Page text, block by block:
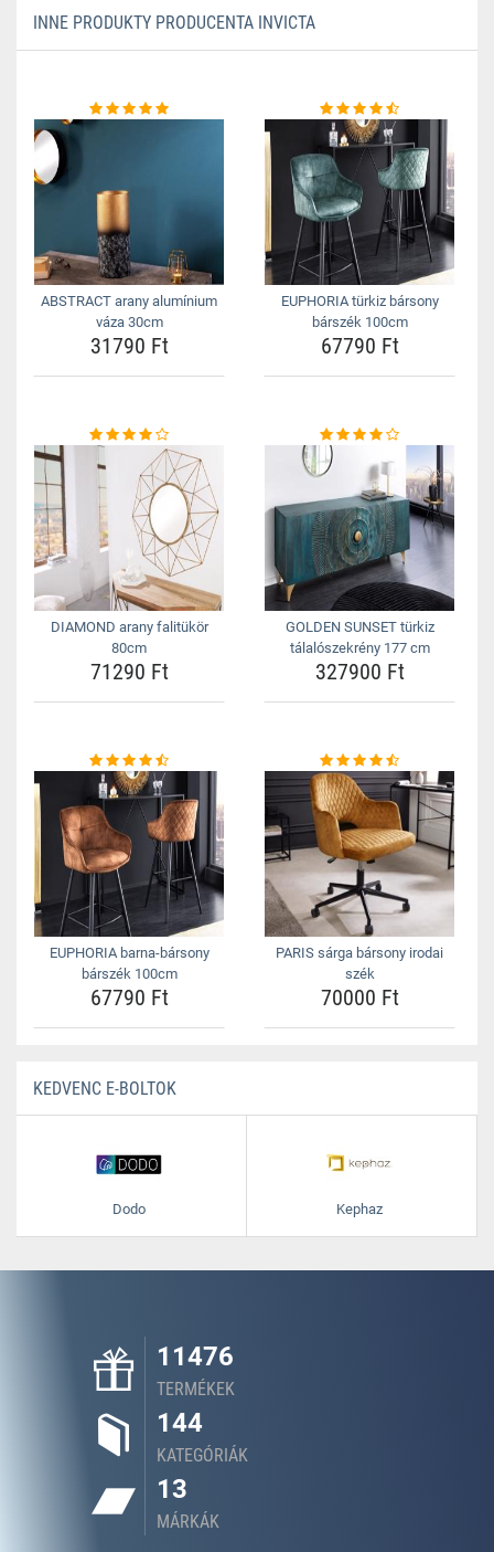
INNE PRODUKTY PRODUCENTA INVICTA
ABSTRACT arany alumínium
váza 30cm
31790 Ft
EUPHORIA türkiz bársony
bárszék 100cm
67790 Ft
DIAMOND arany falitükör
80cm
71290 Ft
GOLDEN SUNSET türkiz
tálalószekrény 177 cm
327900 Ft
EUPHORIA barna-bársony
bárszék 100cm
67790 Ft
PARIS sárga bársony irodai
szék
70000 Ft
KEDVENC E-BOLTOK
Dodo Kephaz
11476
TERMÉKEK
144
KATEGÓRIÁK
13
MÁRKÁK